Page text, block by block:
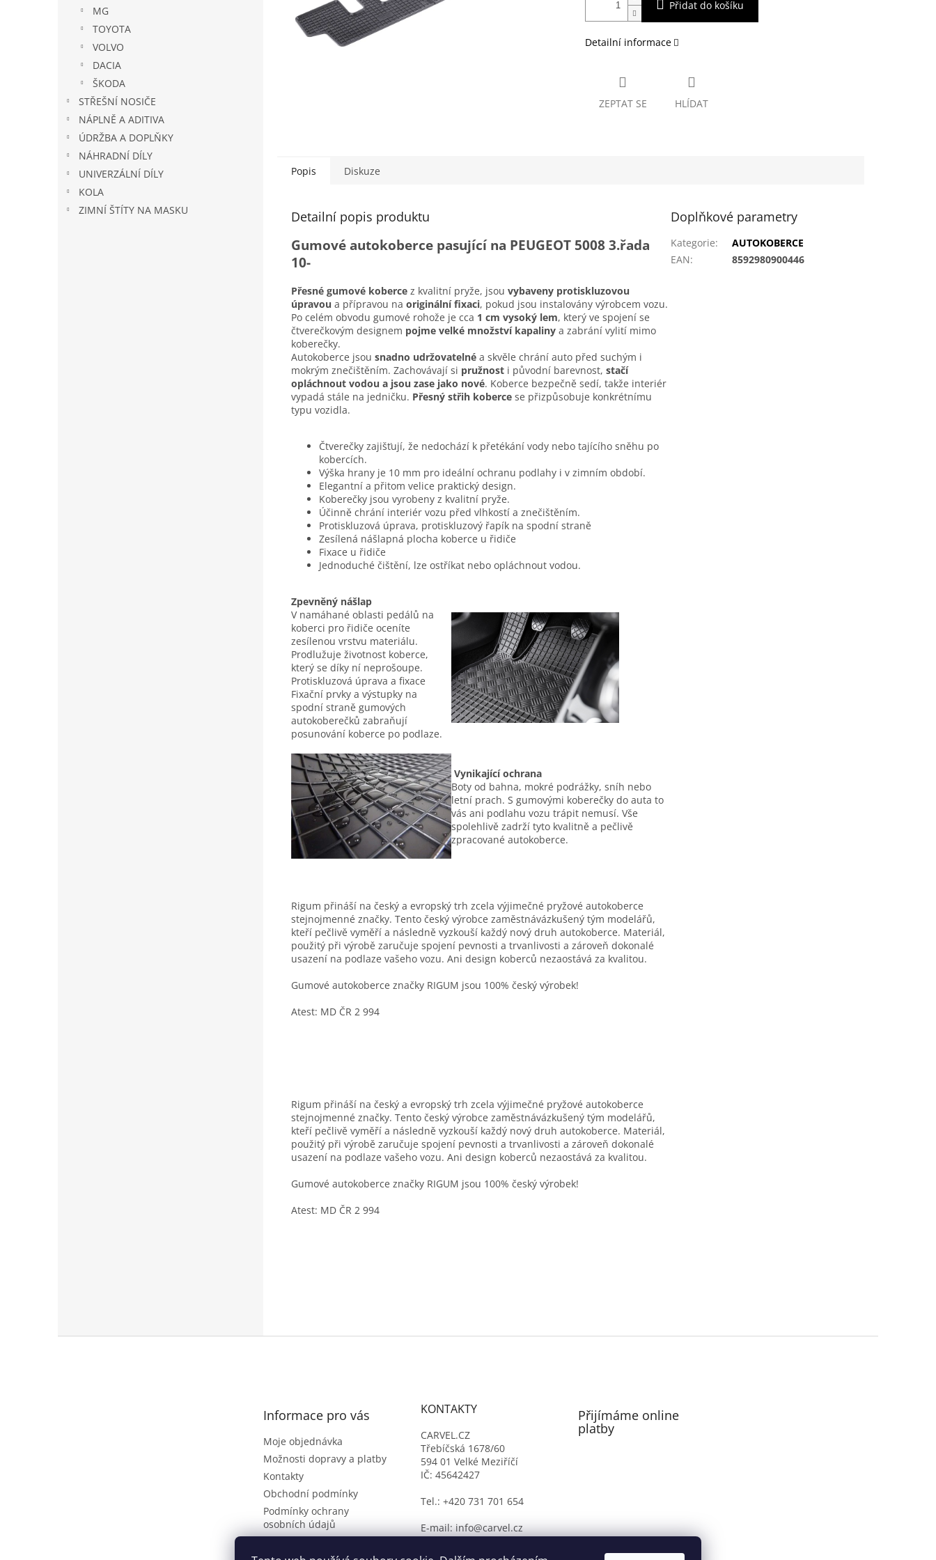
MG
TOYOTA
VOLVO
DACIA
ŠKODA
STŘEŠNÍ NOSIČE
NÁPLNĚ A ADITIVA
ÚDRŽBA A DOPLŇKY
NÁHRADNÍ DÍLY
UNIVERZÁLNÍ DÍLY
KOLA
ZIMNÍ ŠTÍTY NA MASKU
Přidat do košíku
Detailní informace
ZEPTAT SE HLÍDAT
Popis Diskuze
Detailní popis produktu
Gumové autokoberce pasující na PEUGEOT 5008 3.řada
10-
Přesné gumové koberce z kvalitní pryže, jsou vybaveny protiskluzovou
úpravou a přípravou na originální fixaci, pokud jsou instalovány výrobcem vozu.
Po celém obvodu gumové rohože je cca 1 cm vysoký lem, který ve spojení se
čtverečkovým designem pojme velké množství kapaliny a zabrání vylití mimo
koberečky.
Autokoberce jsou snadno udržovatelné a skvěle chrání auto před suchým i
mokrým znečištěním. Zachovávají si pružnost i původní barevnost, stačí
opláchnout vodou a jsou zase jako nové. Koberce bezpečně sedí, takže interiér
vypadá stále na jedničku. Přesný střih koberce se přizpůsobuje konkrétnímu
typu vozidla.
Čtverečky zajišťují, že nedochází k přetékání vody nebo tajícího sněhu po
kobercích.
Výška hrany je 10 mm pro ideální ochranu podlahy i v zimním období.
Elegantní a přitom velice praktický design.
Koberečky jsou vyrobeny z kvalitní pryže.
Účinně chrání interiér vozu před vlhkostí a znečištěním.
Protiskluzová úprava, protiskluzový řapík na spodní straně
Zesílená nášlapná plocha koberce u řidiče
Fixace u řidiče
Jednoduché čištění, lze ostříkat nebo opláchnout vodou.
Zpevněný nášlap
V namáhané oblasti pedálů na
koberci pro řidiče oceníte
zesílenou vrstvu materiálu.
Prodlužuje životnost koberce,
který se díky ní neprošoupe.
Protiskluzová úprava a fixace
Fixační prvky a výstupky na
spodní straně gumových
autokoberečků zabraňují
posunování koberce po podlaze.
Vynikající ochrana
Boty od bahna, mokré podrážky, sníh nebo
letní prach. S gumovými koberečky do auta to
vás ani podlahu vozu trápit nemusí. Vše
spolehlivě zadrží tyto kvalitně a pečlivě
zpracované autokoberce.
Rigum přináší na český a evropský trh zcela výjimečné pryžové autokoberce
stejnojmenné značky. Tento český výrobce zaměstnávázkušený tým modelářů,
kteří pečlivě vyměří a následně vyzkouší každý nový druh autokoberce. Materiál,
použitý při výrobě zaručuje spojení pevnosti a trvanlivosti a zároveň dokonalé
usazení na podlaze vašeho vozu. Ani design koberců nezaostává za kvalitou.
Gumové autokoberce značky RIGUM jsou 100% český výrobek!
Atest: MD ČR 2 994
Rigum přináší na český a evropský trh zcela výjimečné pryžové autokoberce
stejnojmenné značky. Tento český výrobce zaměstnávázkušený tým modelářů,
kteří pečlivě vyměří a následně vyzkouší každý nový druh autokoberce. Materiál,
použitý při výrobě zaručuje spojení pevnosti a trvanlivosti a zároveň dokonalé
usazení na podlaze vašeho vozu. Ani design koberců nezaostává za kvalitou.
Gumové autokoberce značky RIGUM jsou 100% český výrobek!
Atest: MD ČR 2 994
Doplňkové parametry
Kategorie:
AUTOKOBERCE
EAN: 8592980900446
Informace pro vás
Moje objednávka
Možnosti dopravy a platby
Kontakty
Obchodní podmínky
Podmínky ochrany
osobních údajů
KONTAKTY
CARVEL.CZ
Třebíčská 1678/60
594 01 Velké Meziříčí
IČ: 45642427
Tel.: +420 731 701 654
E-mail: info@carvel.cz
Přijímáme online
platby